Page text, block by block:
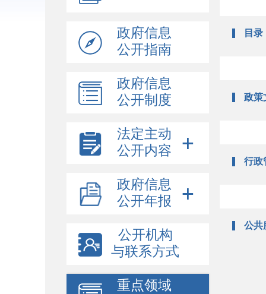
政府信息
公开指南
政府信息
公开制度
法定主动
公开内容
政府信息
公开年报
公开机构
与联系方式
重点领域
目录
政策
行政
公共